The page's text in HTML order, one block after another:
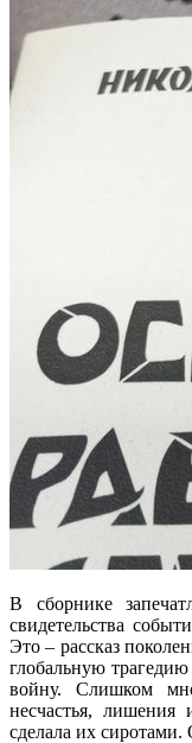
В сборнике
свидетельства
Это – рассказ
глобальную
войну. Слишком
несчастья,
сделала их